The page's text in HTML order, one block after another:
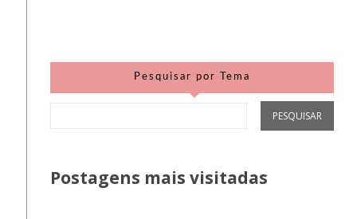
Pesquisar por Tema
Postagens mais visitadas